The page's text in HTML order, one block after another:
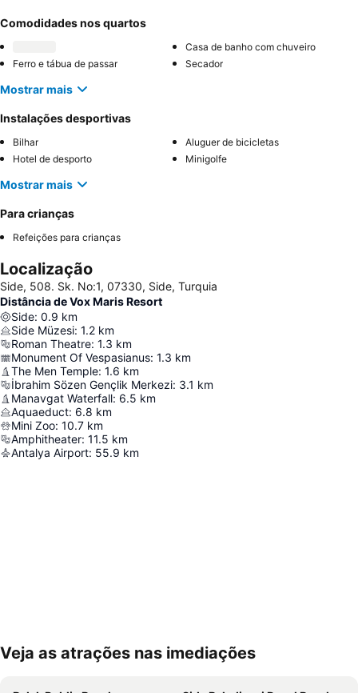
Comodidades nos quartos
Casa de banho com chuveiro
Ferro e tábua de passar
Secador
Mostrar mais
Instalações desportivas
Bilhar
Aluguer de bicicletas
Hotel de desporto
Minigolfe
Mostrar mais
Para crianças
Refeições para crianças
Localização
Side, 508. Sk. No:1, 07330, Side, Turquia
Distância de Vox Maris Resort
Side: 0.9 km
Side Müzesi: 1.2 km
Roman Theatre: 1.3 km
Monument Of Vespasianus: 1.3 km
The Men Temple: 1.6 km
İbrahim Sözen Gençlik Merkezi: 3.1 km
Manavgat Waterfall: 6.5 km
Aquaeduct: 6.8 km
Mini Zoo: 10.7 km
Amphitheater: 11.5 km
Antalya Airport: 55.9 km
Ampliar mapa
Veja as atrações nas imediações